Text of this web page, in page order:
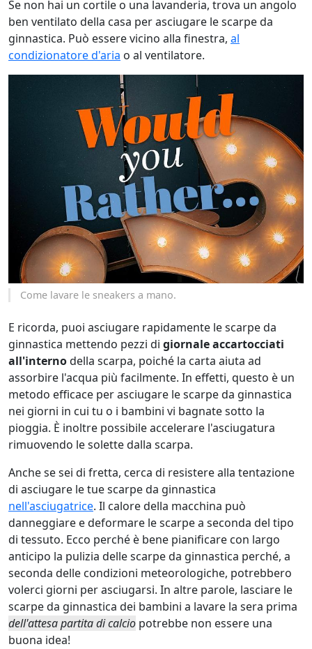
Se non hai un cortile o una lavanderia, trova un angolo
ben ventilato della casa per asciugare le scarpe da
ginnastica. Può essere vicino alla finestra, al
condizionatore d'aria o al ventilatore.
Come lavare le sneakers a mano.
E ricorda, puoi asciugare rapidamente le scarpe da
ginnastica mettendo pezzi di giornale accartocciati
all'internodella scarpa, poiché la carta aiuta ad
assorbire l'acqua più facilmente. In effetti, questo è un
metodo efficace per asciugare le scarpe da ginnastica
nei giorni in cui tu o i bambini vi bagnate sotto la
pioggia. È inoltre possibile accelerare l'asciugatura
rimuovendo le solette dalla scarpa.
Anche se sei di fretta, cerca di resistere alla tentazione
di asciugare le tue scarpe da ginnastica
nell'asciugatrice. Il calore della macchina può
danneggiare e deformare le scarpe a seconda del tipo
di tessuto. Ecco perché è bene pianificare con largo
anticipo la pulizia delle scarpe da ginnastica perché, a
seconda delle condizioni meteorologiche, potrebbero
volerci giorni per asciugarsi. In altre parole, lasciare le
scarpe da ginnastica dei bambini a lavare la sera prima
dell'attesa partita di calcio potrebbe non essere una
buona idea!